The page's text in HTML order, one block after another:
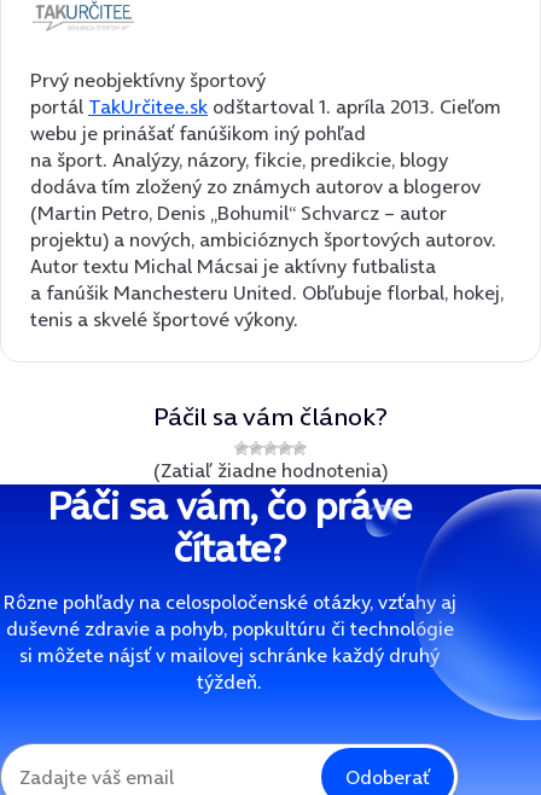
Prvý neobjektívny športový
portál TakUrčitee.sk odštartoval 1. apríla 2013. Cieľom
webu je prinášať fanúšikom iný pohľad
na šport. Analýzy, názory, fikcie, predikcie, blogy
dodáva tím zložený zo známych autorov a blogerov
(Martin Petro, Denis „Bohumil“ Schvarcz – autor
projektu) a nových, ambicióznych športových autorov.
Autor textu Michal Mácsai je aktívny futbalista
a fanúšik Manchesteru United. Obľubuje florbal, hokej,
tenis a skvelé športové výkony.
Páčil sa vám článok?
(Zatiaľ žiadne hodnotenia)
Páči sa vám, čo práve
čítate?
Rôzne pohľady na celospoločenské otázky, vzťahy aj
duševné zdravie a pohyb, popkultúru či technológie
si môžete nájsť v mailovej schránke každý druhý
týždeň.
Odoberať